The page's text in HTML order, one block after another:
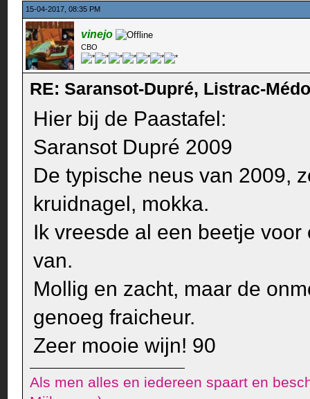
15-04-2017, 08:35 PM
vinejo
CBO
RE: Saransot-Dupré, Listrac-
Hier bij de Paastafel:
Saransot Dupré 2009
De typische neus van 2009,
kruidnagel, mokka.
Ik vreesde al een beetje
van.
Mollig en zacht, maar de
genoeg fraicheur.
Zeer mooie wijn! 90
Als men alles en iedereen spaart en